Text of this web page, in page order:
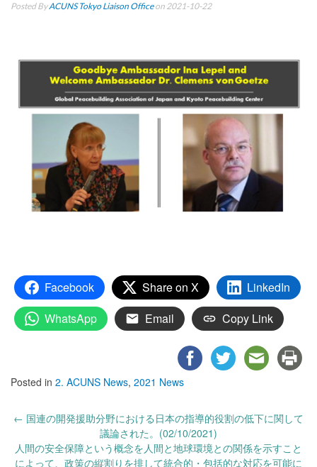
Posted ByACUNS Tokyo Liaison Officeon 2021-10-22
Facebook Share on X
LinkedIn
WhatsApp
Email Copy Link
Posted in 2. ACUNS News, 2021 News
Post
← 国連の開発援助分野における日本の指導的役割の低下に関して
議論された。(02/10/2021)
人間の安全保障という概念を人間と地球環境との関係を示すこと
によって、政策の縦割りを排して統合的・包括的な対応を可能に